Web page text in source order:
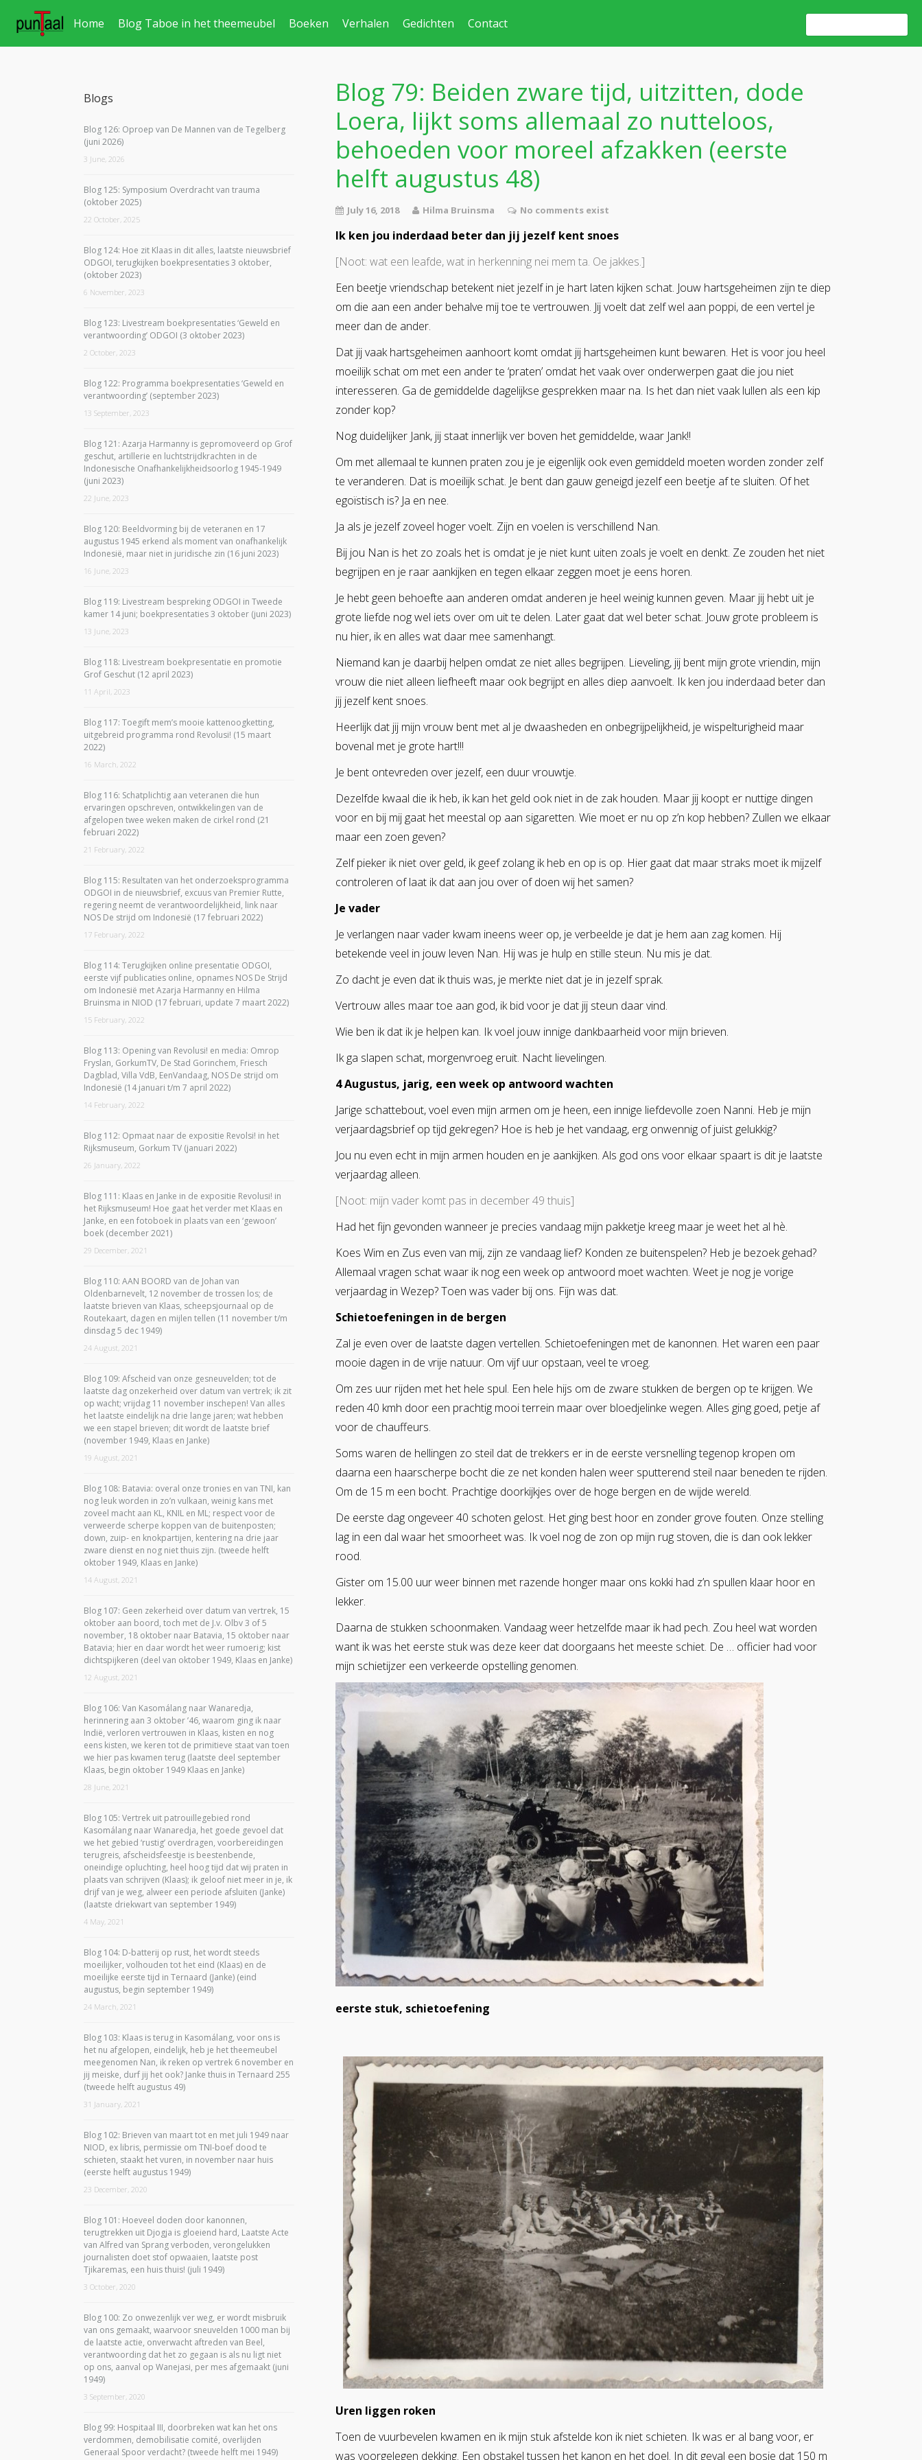
Home Blog Taboe in het theemeubel Boeken Verhalen Gedichten Contact
Blog 79: Beiden zware tijd, uitzitten, dode
Loera, lijkt soms allemaal zo nutteloos,
behoeden voor moreel afzakken (eerste
helft augustus 48)
July 16, 2018 Hilma Bruinsma No comments exist
Ik ken jou inderdaad beter dan jij jezelf kent snoes
[Noot: wat een leafde, wat in herkenning nei mem ta. Oe jakkes.]
Een beetje vriendschap betekent niet jezelf in je hart laten kijken schat. Jouw hartsgeheimen zijn te diep
om die aan een ander behalve mij toe te vertrouwen. Jij voelt dat zelf wel aan poppi, de een vertel je
meer dan de ander.
Dat jij vaak hartsgeheimen aanhoort komt omdat jij hartsgeheimen kunt bewaren. Het is voor jou heel
moeilijk schat om met een ander te ‘praten’ omdat het vaak over onderwerpen gaat die jou niet
interesseren. Ga de gemiddelde dagelijkse gesprekken maar na. Is het dan niet vaak lullen als een kip
zonder kop?
Nog duidelijker Jank, jij staat innerlijk ver boven het gemiddelde, waar Jank!!
Om met allemaal te kunnen praten zou je je eigenlijk ook even gemiddeld moeten worden zonder zelf
te veranderen. Dat is moeilijk schat. Je bent dan gauw geneigd jezelf een beetje af te sluiten. Of het
egoïstisch is? Ja en nee.
Ja als je jezelf zoveel hoger voelt. Zijn en voelen is verschillend Nan.
Bij jou Nan is het zo zoals het is omdat je je niet kunt uiten zoals je voelt en denkt. Ze zouden het niet
begrijpen en je raar aankijken en tegen elkaar zeggen moet je eens horen.
Je hebt geen behoefte aan anderen omdat anderen je heel weinig kunnen geven. Maar jij hebt uit je
grote liefde nog wel iets over om uit te delen. Later gaat dat wel beter schat. Jouw grote probleem is
nu hier, ik en alles wat daar mee samenhangt.
Niemand kan je daarbij helpen omdat ze niet alles begrijpen. Lieveling, jij bent mijn grote vriendin, mijn
vrouw die niet alleen liefheeft maar ook begrijpt en alles diep aanvoelt. Ik ken jou inderdaad beter dan
jij jezelf kent snoes.
Heerlijk dat jij mijn vrouw bent met al je dwaasheden en onbegrijpelijkheid, je wispelturigheid maar
bovenal met je grote hart!!!
Je bent ontevreden over jezelf, een duur vrouwtje.
Dezelfde kwaal die ik heb, ik kan het geld ook niet in de zak houden. Maar jij koopt er nuttige dingen
voor en bij mij gaat het meestal op aan sigaretten. Wie moet er nu op z’n kop hebben? Zullen we elkaar
maar een zoen geven?
Zelf pieker ik niet over geld, ik geef zolang ik heb en op is op. Hier gaat dat maar straks moet ik mijzelf
controleren of laat ik dat aan jou over of doen wij het samen?
Je vader
Je verlangen naar vader kwam ineens weer op, je verbeelde je dat je hem aan zag komen. Hij
betekende veel in jouw leven Nan. Hij was je hulp en stille steun. Nu mis je dat.
Zo dacht je even dat ik thuis was, je merkte niet dat je in jezelf sprak.
Vertrouw alles maar toe aan god, ik bid voor je dat jij steun daar vind.
Wie ben ik dat ik je helpen kan. Ik voel jouw innige dankbaarheid voor mijn brieven.
Ik ga slapen schat, morgenvroeg eruit. Nacht lievelingen.
4 Augustus, jarig, een week op antwoord wachten
Jarige schattebout, voel even mijn armen om je heen, een innige liefdevolle zoen Nanni. Heb je mijn
verjaardagsbrief op tijd gekregen? Hoe is heb je het vandaag, erg onwennig of juist gelukkig?
Jou nu even echt in mijn armen houden en je aankijken. Als god ons voor elkaar spaart is dit je laatste
verjaardag alleen.
[Noot: mijn vader komt pas in december 49 thuis]
Had het fijn gevonden wanneer je precies vandaag mijn pakketje kreeg maar je weet het al hè.
Koes Wim en Zus even van mij, zijn ze vandaag lief? Konden ze buitenspelen? Heb je bezoek gehad?
Allemaal vragen schat waar ik nog een week op antwoord moet wachten. Weet je nog je vorige
verjaardag in Wezep? Toen was vader bij ons. Fijn was dat.
Schietoefeningen in de bergen
Zal je even over de laatste dagen vertellen. Schietoefeningen met de kanonnen. Het waren een paar
mooie dagen in de vrije natuur. Om vijf uur opstaan, veel te vroeg.
Om zes uur rijden met het hele spul. Een hele hijs om de zware stukken de bergen op te krijgen. We
reden 40 kmh door een prachtig mooi terrein maar over bloedjelinke wegen. Alles ging goed, petje af
voor de chauffeurs.
Soms waren de hellingen zo steil dat de trekkers er in de eerste versnelling tegenop kropen om
daarna een haarscherpe bocht die ze net konden halen weer sputterend steil naar beneden te rijden.
Om de 15 m een bocht. Prachtige doorkijkjes over de hoge bergen en de wijde wereld.
De eerste dag ongeveer 40 schoten gelost. Het ging best hoor en zonder grove fouten. Onze stelling
lag in een dal waar het smoorheet was. Ik voel nog de zon op mijn rug stoven, die is dan ook lekker
rood.
Gister om 15.00 uur weer binnen met razende honger maar ons kokki had z’n spullen klaar hoor en
lekker.
Daarna de stukken schoonmaken. Vandaag weer hetzelfde maar ik had pech. Zou heel wat worden
want ik was het eerste stuk was deze keer dat doorgaans het meeste schiet. De … officier had voor
mijn schietijzer een verkeerde opstelling genomen.
eerste stuk, schietoefening
Uren liggen roken
Toen de vuurbevelen kwamen en ik mijn stuk afstelde kon ik niet schieten. Ik was er al bang voor, er
was voorgelegen dekking. Een obstakel tussen het kanon en het doel. In dit geval een bosje dat 150 m
Blogs
Blog 126: Oproep van De Mannen van de Tegelberg
(juni 2026)
3 June, 2026
Blog 125: Symposium Overdracht van trauma
(oktober 2025)
22 October, 2025
Blog 124: Hoe zit Klaas in dit alles, laatste nieuwsbrief
ODGOI, terugkijken boekpresentaties 3 oktober,
(oktober 2023)
6 November, 2023
Blog 123: Livestream boekpresentaties ‘Geweld en
verantwoording’ ODGOI (3 oktober 2023)
2 October, 2023
Blog 122: Programma boekpresentaties ‘Geweld en
verantwoording’ (september 2023)
13 September, 2023
Blog 121: Azarja Harmanny is gepromoveerd op Grof
geschut, artillerie en luchtstrijdkrachten in de
Indonesische Onafhankelijkheidsoorlog 1945-1949
(juni 2023)
22 June, 2023
Blog 120: Beeldvorming bij de veteranen en 17
augustus 1945 erkend als moment van onafhankelijk
Indonesië, maar niet in juridische zin (16 juni 2023)
16 June, 2023
Blog 119: Livestream bespreking ODGOI in Tweede
kamer 14 juni; boekpresentaties 3 oktober (juni 2023)
13 June, 2023
Blog 118: Livestream boekpresentatie en promotie
Grof Geschut (12 april 2023)
11 April, 2023
Blog 117: Toegift mem’s mooie kattenoogketting,
uitgebreid programma rond Revolusi! (15 maart
2022)
16 March, 2022
Blog 116: Schatplichtig aan veteranen die hun
ervaringen opschreven, ontwikkelingen van de
afgelopen twee weken maken de cirkel rond (21
februari 2022)
21 February, 2022
Blog 115: Resultaten van het onderzoeksprogramma
ODGOI in de nieuwsbrief, excuus van Premier Rutte,
regering neemt de verantwoordelijkheid, link naar
NOS De strijd om Indonesië (17 februari 2022)
17 February, 2022
Blog 114: Terugkijken online presentatie ODGOI,
eerste vijf publicaties online, opnames NOS De Strijd
om Indonesië met Azarja Harmanny en Hilma
Bruinsma in NIOD (17 februari, update 7 maart 2022)
15 February, 2022
Blog 113: Opening van Revolusi! en media: Omrop
Fryslan, GorkumTV, De Stad Gorinchem, Friesch
Dagblad, Villa VdB, EenVandaag, NOS De strijd om
Indonesië (14 januari t/m 7 april 2022)
14 February, 2022
Blog 112: Opmaat naar de expositie Revolsi! in het
Rijksmuseum, Gorkum TV (januari 2022)
26 January, 2022
Blog 111: Klaas en Janke in de expositie Revolusi! in
het Rijksmuseum! Hoe gaat het verder met Klaas en
Janke, en een fotoboek in plaats van een ‘gewoon’
boek (december 2021)
29 December, 2021
Blog 110: AAN BOORD van de Johan van
Oldenbarnevelt, 12 november de trossen los; de
laatste brieven van Klaas, scheepsjournaal op de
Routekaart, dagen en mijlen tellen (11 november t/m
dinsdag 5 dec 1949)
24 August, 2021
Blog 109: Afscheid van onze gesneuvelden; tot de
laatste dag onzekerheid over datum van vertrek; ik zit
op wacht; vrijdag 11 november inschepen! Van alles
het laatste eindelijk na drie lange jaren; wat hebben
we een stapel brieven; dit wordt de laatste brief
(november 1949, Klaas en Janke)
19 August, 2021
Blog 108: Batavia: overal onze tronies en van TNI, kan
nog leuk worden in zo’n vulkaan, weinig kans met
zoveel macht aan KL, KNIL en ML; respect voor de
verweerde scherpe koppen van de buitenposten;
down, zuip- en knokpartijen, kentering na drie jaar
zware dienst en nog niet thuis zijn. (tweede helft
oktober 1949, Klaas en Janke)
14 August, 2021
Blog 107: Geen zekerheid over datum van vertrek, 15
oktober aan boord, toch met de J.v. Olbv 3 of 5
november, 18 oktober naar Batavia, 15 oktober naar
Batavia; hier en daar wordt het weer rumoerig; kist
dichtspijkeren (deel van oktober 1949, Klaas en Janke)
12 August, 2021
Blog 106: Van Kasomálang naar Wanaredja,
herinnering aan 3 oktober ’46, waarom ging ik naar
Indië, verloren vertrouwen in Klaas, kisten en nog
eens kisten, we keren tot de primitieve staat van toen
we hier pas kwamen terug (laatste deel september
Klaas, begin oktober 1949 Klaas en Janke)
28 June, 2021
Blog 105: Vertrek uit patrouillegebied rond
Kasomálang naar Wanaredja, het goede gevoel dat
we het gebied ‘rustig’ overdragen, voorbereidingen
terugreis, afscheidsfeestje is beestenbende,
oneindige opluchting, heel hoog tijd dat wij praten in
plaats van schrijven (Klaas); ik geloof niet meer in je, ik
drijf van je weg, alweer een periode afsluiten (Janke)
(laatste driekwart van september 1949)
4 May, 2021
Blog 104: D-batterij op rust, het wordt steeds
moeilijker, volhouden tot het eind (Klaas) en de
moeilijke eerste tijd in Ternaard (Janke) (eind
augustus, begin september 1949)
24 March, 2021
Blog 103: Klaas is terug in Kasomálang, voor ons is
het nu afgelopen, eindelijk, heb je het theemeubel
meegenomen Nan, ik reken op vertrek 6 november en
jij meiske, durf jij het ook? Janke thuis in Ternaard 255
(tweede helft augustus 49)
31 January, 2021
Blog 102: Brieven van maart tot en met juli 1949 naar
NIOD, ex libris, permissie om TNI-boef dood te
schieten, staakt het vuren, in november naar huis
(eerste helft augustus 1949)
23 December, 2020
Blog 101: Hoeveel doden door kanonnen,
terugtrekken uit Djogja is gloeiend hard, Laatste Acte
van Alfred van Sprang verboden, verongelukken
journalisten doet stof opwaaien, laatste post
Tjikaremas, een huis thuis! (juli 1949)
3 October, 2020
Blog 100: Zo onwezenlijk ver weg, er wordt misbruik
van ons gemaakt, waarvoor sneuvelden 1000 man bij
de laatste actie, onverwacht aftreden van Beel,
verantwoording dat het zo gegaan is als nu ligt niet
op ons, aanval op Wanejasi, per mes afgemaakt (juni
1949)
3 September, 2020
Blog 99: Hospitaal III, doorbreken wat kan het ons
verdommen, demobilisatie comité, overlijden
Generaal Spoor verdacht? (tweede helft mei 1949)